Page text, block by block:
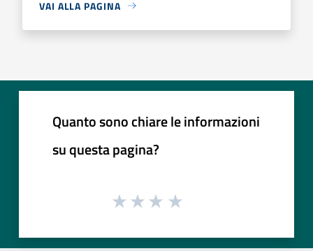
VAI ALLA PAGINA
Quanto sono chiare le informazioni
su questa pagina?